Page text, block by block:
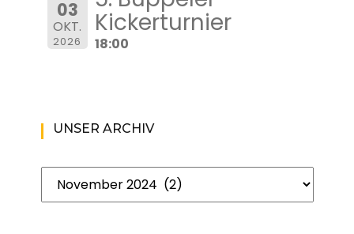
03
OKT.
2026
Kickerturnier
18:00
UNSER ARCHIV
Archiv